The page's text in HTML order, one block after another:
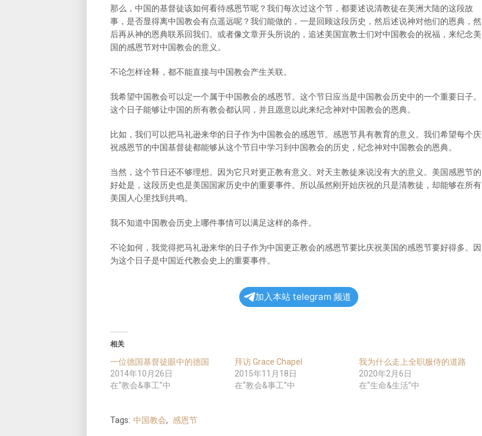
那么，中国的基督徒该如何看待感恩节呢？我们每次过这个节，都要述说清教徒在美洲大陆的这段故
事，是否显得离中国教会有点遥远呢？我们能做的，一是回顾这段历史，然后述说神对他们的恩典，然
后再从神的恩典联系回我们。或者像文章开头所说的，追述美国宣教士们对中国教会的祝福，来纪念美
国的感恩节对中国教会的意义。
不论怎样诠释，都不能直接与中国教会产生关联。
我希望中国教会可以定一个属于中国教会的感恩节。这个节日应当是中国教会历史中的一个重要日子。
这个日子能够让中国的所有教会都认同，并且愿意以此来纪念神对中国教会的恩典。
比如，我们可以把马礼逊来华的日子作为中国教会的感恩节。感恩节具有教育的意义。我们希望每个庆
祝感恩节的中国基督徒都能够从这个节日中学习到中国教会的历史，纪念神对中国教会的恩典。
当然，这个节日还不够理想。因为它只对更正教有意义。对天主教徒来说没有大的意义。美国感恩节的
好处是，这段历史也是美国国家历史中的重要事件。所以虽然刚开始庆祝的只是清教徒，却能够在所有
美国人心里找到共鸣。
我不知道中国教会历史上哪件事情可以满足这样的条件。
不论如何，我觉得把马礼逊来华的日子作为中国更正教会的感恩节要比庆祝美国的感恩节要好得多。因
为这个日子是中国近代教会史上的重要事件。
加入本站 telegram 频道
相关
一位德国基督徒眼中的德国
2014年10月26日
在“教会&事工”中
拜访 Grace Chapel
2015年11月18日
在“教会&事工”中
我为什么走上全职服侍的道路
2020年2月6日
在“生命&生活”中
Tags: 中国教会, 感恩节